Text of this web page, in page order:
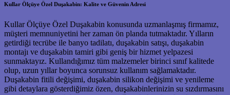
Kullar Ölçüye Özel Duşakabin: Kalite ve Güvenin Adresi
Kullar Ölçüye Özel Duşakabin konusunda uzmanlaşmış firmamız,
müşteri memnuniyetini her zaman ön planda tutmaktadır. Yılların
getirdiği tecrübe ile banyo tadilatı, duşakabin satışı, duşakabin
montajı ve duşakabin tamiri gibi geniş bir hizmet yelpazesi
sunmaktayız. Kullandığımız tüm malzemeler birinci sınıf kalitede
olup, uzun yıllar boyunca sorunsuz kullanım sağlamaktadır.
Duşakabin fitili değişimi, duşakabin silikon değişimi ve yenileme
gibi detaylara gösterdiğimiz özen, duşakabinlerinizin su sızdırmasını